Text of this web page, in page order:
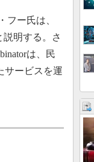
フー氏は、
説明する。さ
は、民
サービスを運